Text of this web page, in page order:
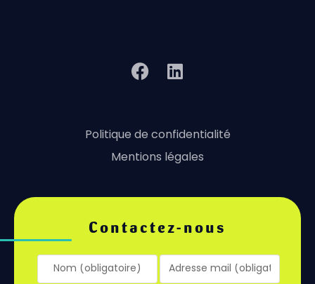
Politique de confidentialité
Mentions légales
Contactez-nous